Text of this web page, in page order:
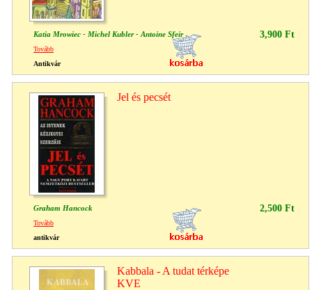
Katia Mrowiec - Michel Kubler - Antoine Sfeir 3,900 Ft
Tovább
Antikvár
Jel és pecsét
Graham Hancock 2,500 Ft
Tovább
antikvár
Kabbala - A tudat térképe
KVE